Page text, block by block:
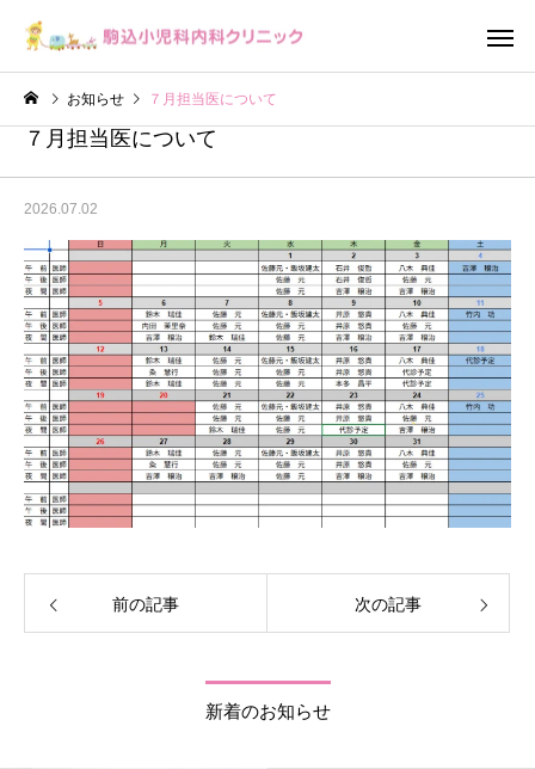
小児科 内科
お知らせ ７月担当医について
７月担当医について
2026.07.02
前の記事 次の記事
新着のお知らせ